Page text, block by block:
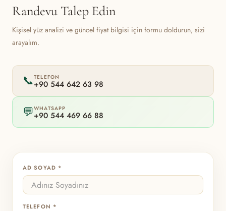
Randevu Talep Edin
Kişisel yüz analizi ve güncel fiyat bilgisi için formu doldurun, sizi
arayalım.
📞TELEFON
+90 544 642 63 98
💬WHATSAPP
+90 544 469 66 88
AD SOYAD *
TELEFON *